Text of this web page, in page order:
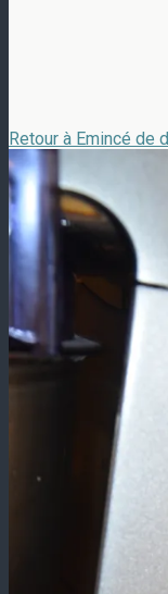
Retour à Emincé de